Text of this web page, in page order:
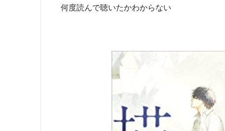
何度読んで聴いたかわからない